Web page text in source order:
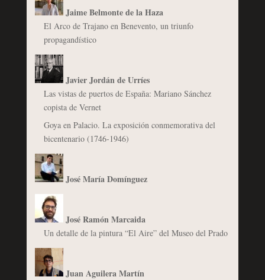
Jaime Belmonte de la Haza
El Arco de Trajano en Benevento, un triunfo
propagandístico
Javier Jordán de Urríes
Las vistas de puertos de España: Mariano Sánchez
copista de Vernet
Goya en Palacio. La exposición conmemorativa del
bicentenario (1746-1946)
José María Domínguez
José Ramón Marcaida
Un detalle de la pintura “El Aire” del Museo del Prado
Juan Aguilera Martín